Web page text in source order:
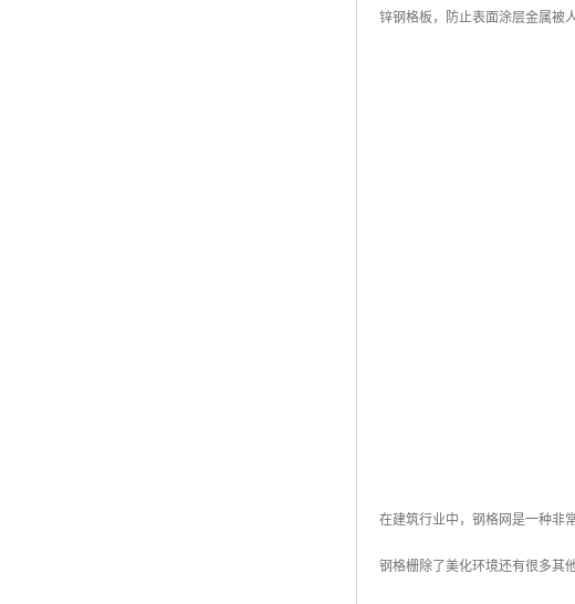
锌钢格板，防止表面涂层金属被
在建筑行业中，钢格网是一种非
钢格栅除了美化环境还有很多其